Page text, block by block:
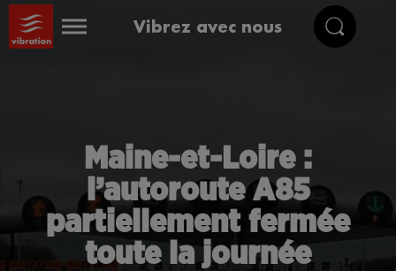
Vibrez avec nous
Maine-et-Loire :
l’autoroute A85
partiellement fermée
toute la journée